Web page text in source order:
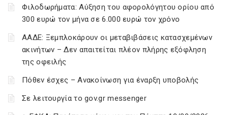
Φιλοδωρήματα: Αύξηση του αφορολόγητου ορίου από
300 ευρώ τον μήνα σε 6.000 ευρώ τον χρόνο
ΑΑΔΕ: Ξεμπλοκάρουν οι μεταβιβάσεις κατασχεμένων
ακινήτων – Δεν απαιτείται πλέον πλήρης εξόφληση
της οφειλής
Πόθεν έσχες – Ανακοίνωση για έναρξη υποβολής
Σε λειτουργία το gov.gr messenger